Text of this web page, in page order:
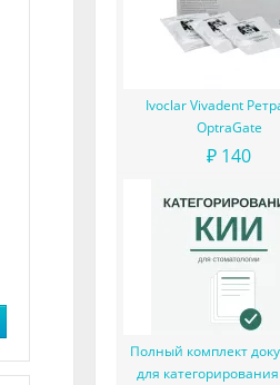
Ivoclar Vivadent
OptraGate
₽ 140
Полный комплект
для